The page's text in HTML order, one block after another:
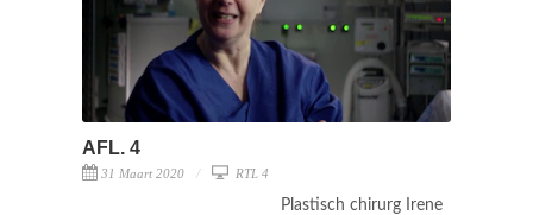
AFL. 4
31 Maart 2020 RTL 4
Plastisch chirurg Irene